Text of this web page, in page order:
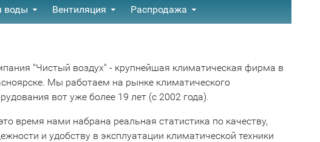
воды Вентиляция Распродажа
"Чистый воздух" - крупнейшая климатическая фирма в
Мы работаем на рынке климатического
вот уже более 19 лет (с 2002 года).
время нами набрана реальная статистика по качеству,
и удобству в эксплуатации климатической техники